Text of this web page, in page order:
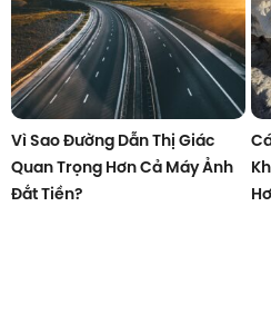
Vì Sao Đường Dẫn Thị Giác
Quan Trọng Hơn Cả Máy Ảnh
Đắt Tiền?